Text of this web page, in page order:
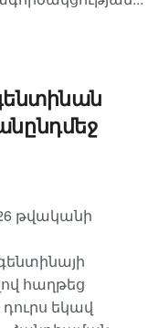
թվականի
հաղթեց
եկավ